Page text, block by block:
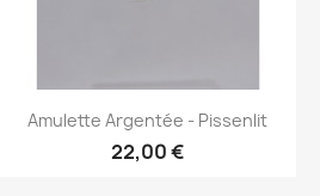
Aperçu rapide
Amulette Argentée - Pissenlit
22,00 €